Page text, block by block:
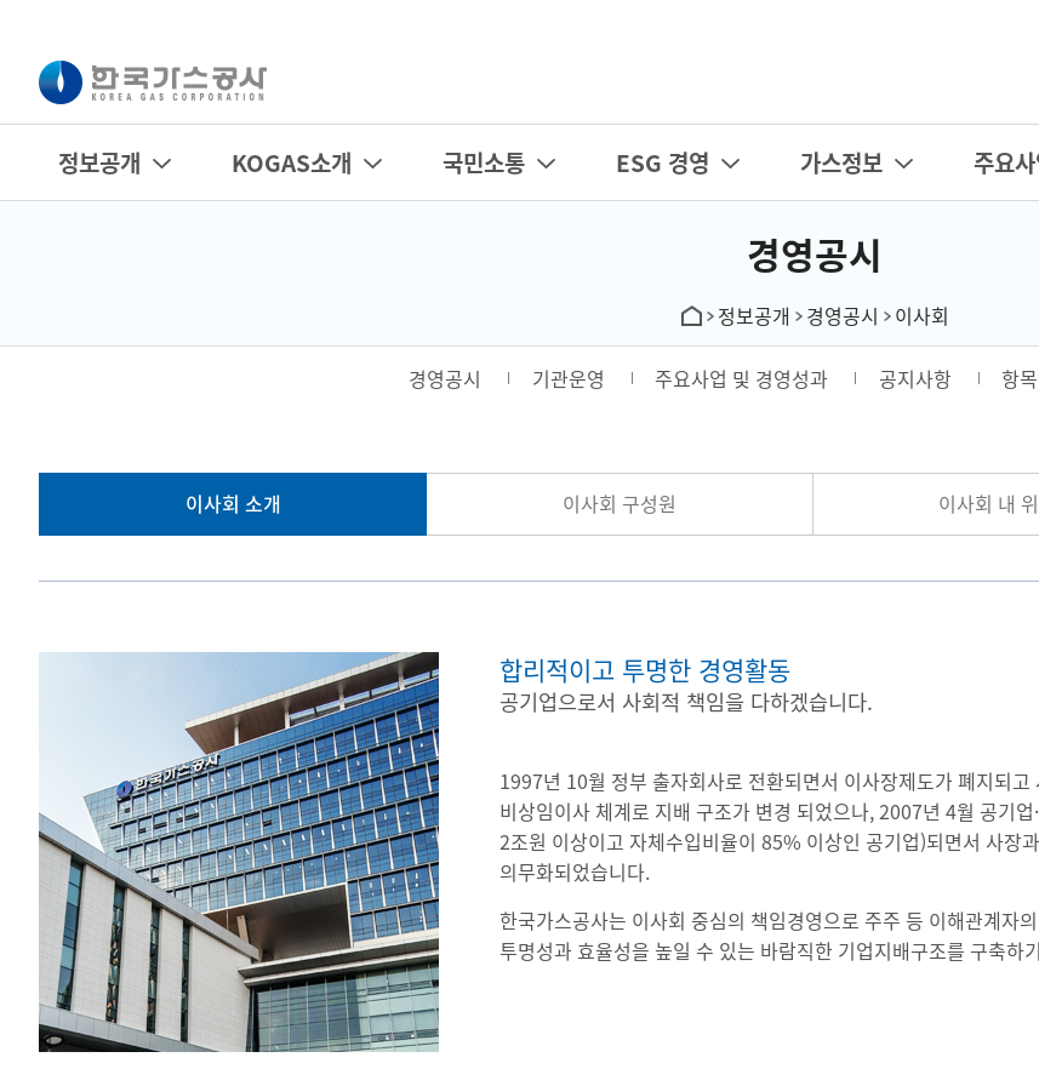
정보공개 KOGAS소개 국민소통 ESG 경영 가스정보 주요
경영공시
정보공개 경영공시 이사회
경영공시 기관운영 주요사업 및 경영성과 공지사항 항
이사회 소개 이사회 구성원 이사회 내
합리적이고 투명한 경영활동
공기업으로서 사회적 책임을 다하겠습니다.
1997년 10월 정부 출자회사로 전환되면서 이사장제도가 폐지되
비상임이사 체계로 지배 구조가 변경 되었으나, 2007년 4월 공기
2조원 이상이고 자체수입비율이 85% 이상인 공기업)되면서 사장
의무화되었습니다.
한국가스공사는 이사회 중심의 책임경영으로 주주 등 이해관계자
투명성과 효율성을 높일 수 있는 바람직한 기업지배구조를 구축하